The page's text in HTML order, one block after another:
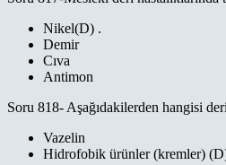
Nikel(D) .
Demir
Cıva
Antimon
Soru 818- Aşağıdakilerden hangisi
Vazelin
Hidrofobik ürünler (kremler)